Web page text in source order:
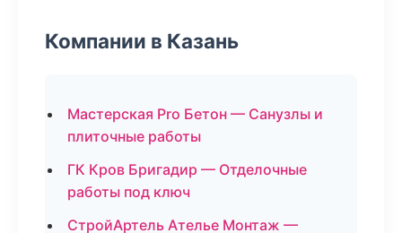
Компании в Казань
Мастерская Pro Бетон — Санузлы и
плиточные работы
ГК Кров Бригадир — Отделочные
работы под ключ
СтройАртель Ателье Монтаж —